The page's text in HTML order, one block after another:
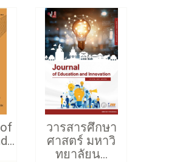
วารสารศึกษา
ศาสตร์ มหาวิ
ทยาลัยน...